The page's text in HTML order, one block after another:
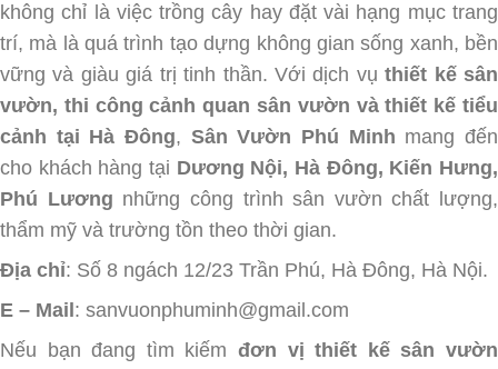
không chỉ là việc trồng cây hay đặt vài hạng mục trang
trí, mà là quá trình tạo dựng không gian sống xanh, bền
vững và giàu giá trị tinh thần. Với dịch vụthiết kế sân
vườn, thi công cảnh quan sân vườn và thiết kế tiểu
cảnh tại Hà Đông, Sân Vườn Phú Minh mang đến
cho khách hàng tại Dương Nội, Hà Đông, Kiến Hưng,
Phú Lương những công trình sân vườn chất lượng,
thẩm mỹ và trường tồn theo thời gian.
Địa chỉ: Số 8 ngách 12/23 Trần Phú, Hà Đông, Hà Nội.
E – Mail : sanvuonphuminh@gmail.com
Nếu bạn đang tìm kiếm đơn vị thiết kế sân vườn